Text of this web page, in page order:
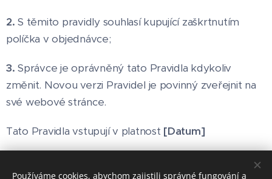
2. S těmito pravidly souhlasí kupující zaškrtnutím
políčka v objednávce;
3. Správce je oprávněný tato Pravidla kdykoliv
změnit. Novou verzi Pravidel je povinný zveřejnit na
své webové stránce.
Tato Pravidla vstupují v platnost [Datum]
Používáme cookies, abychom zajistili správné fungování a